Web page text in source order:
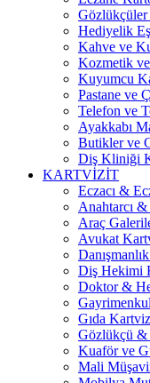
Gözlükçüler
Hediyelik
Kahve ve
Kozmetik
Kuyumcu
Pastane ve
Telefon ve
Ayakkabı
Butikler ve
Diş Kliniği
KARTVİZİT
Eczacı &
Anahtarcı
Araç
Avukat
Diş Hekimi
Doktor &
Gıda
Gözlükçü
Kuaför ve
Mali